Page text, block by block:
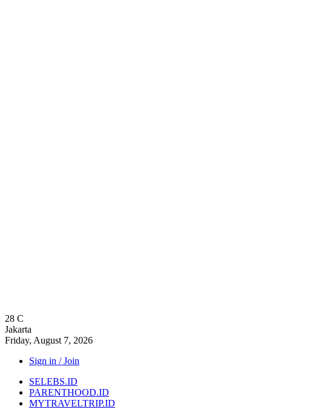
28 C
Jakarta
Friday, August 7, 2026
Sign in / Join
SELEBS.ID
PARENTHOOD.ID
MYTRAVELTRIP.ID